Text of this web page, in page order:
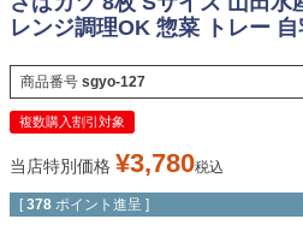
レンジ調理OK 惣菜 トレー 自
商品番号 sgyo-127
複数購入割引対象
当店特別価格 ¥3,780税込
[ 378 ポイント進呈 ]